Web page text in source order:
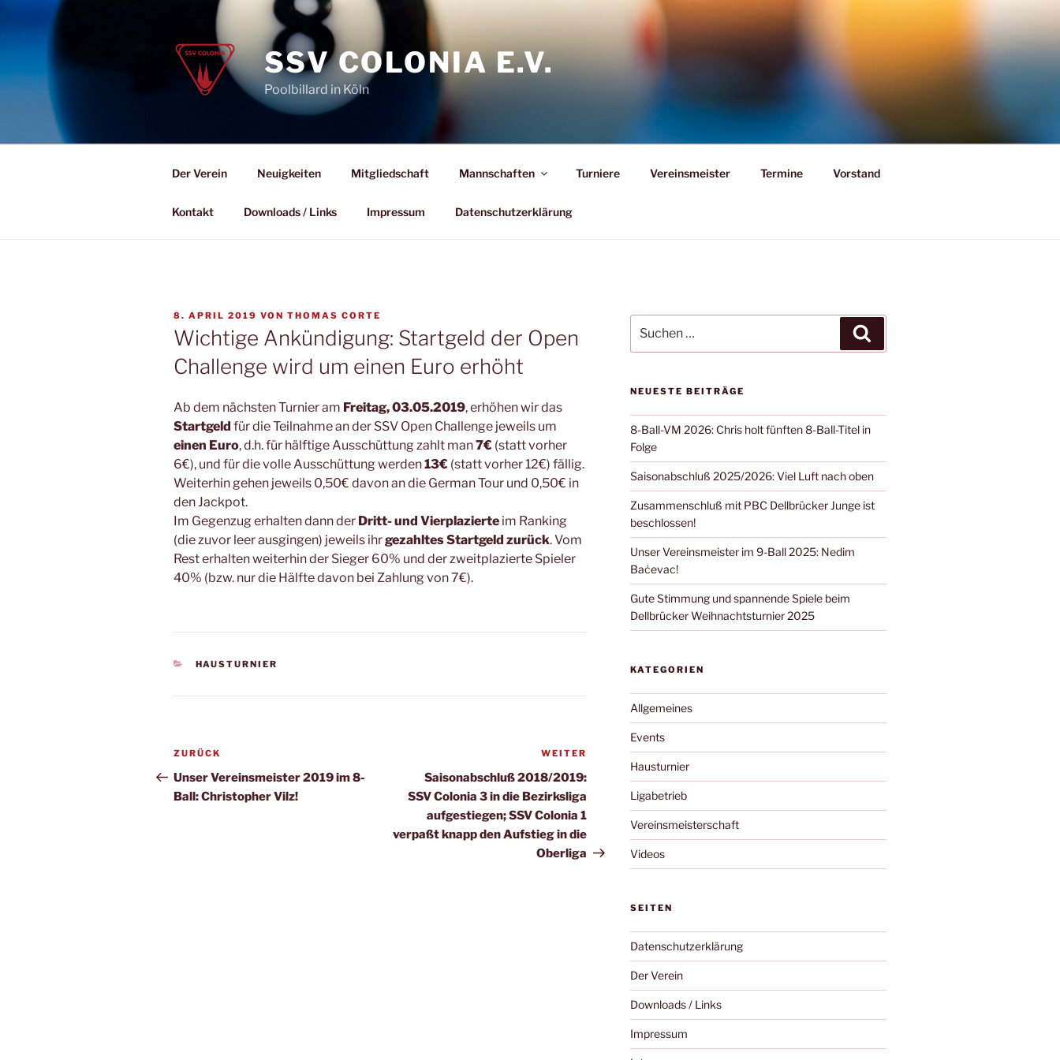
SSV COLONIA E.V.
Poolbillard in Köln
Der Verein Neuigkeiten Mitgliedschaft Mannschaften Turniere Vereinsmeister Termine Vorstand
Kontakt Downloads / Links Impressum Datenschutzerklärung
VERÖFFENTLICHT
AM
8. APRIL 2019 VON THOMAS CORTE
Wichtige Ankündigung: Startgeld der Open
Challenge wird um einen Euro erhöht
Ab dem nächsten Turnier am Freitag, 03.05.2019, erhöhen wir das
Startgeld für die Teilnahme an der SSV Open Challenge jeweils um
einen Euro, d.h. für hälftige Ausschüttung zahlt man7€ (statt vorher
6€), und für die volle Ausschüttung werden13€ (statt vorher 12€) fällig.
Weiterhin gehen jeweils 0,50€ davon an die German Tour und 0,50€ in
den Jackpot.
Im Gegenzug erhalten dann der Dritt- und Vierplazierte im Ranking
(die zuvor leer ausgingen) jeweils ihrgezahltes Startgeld zurück. Vom
Rest erhalten weiterhin der Sieger 60% und der zweitplazierte Spieler
40% (bzw. nur die Hälfte davon bei Zahlung von 7€).
KATEGORIEN
HAUSTURNIER
Beitragsnavigation
Vorheriger
Beitrag
ZURÜCK
Unser Vereinsmeister 2019 im 8-
Ball: Christopher Vilz!
Nächster
Beitrag
WEITER
Saisonabschluß 2018/2019:
SSV Colonia 3 in die Bezirksliga
aufgestiegen; SSV Colonia 1
verpaßt knapp den Aufstieg in die
Oberliga
nach:
NEUESTE BEITRÄGE
8-Ball-VM 2026: Chris holt fünften 8-Ball-Titel in
Folge
Saisonabschluß 2025/2026: Viel Luft nach oben
Zusammenschluß mit PBC Dellbrücker Junge ist
beschlossen!
Unser Vereinsmeister im 9-Ball 2025: Nedim
Baċevac!
Gute Stimmung und spannende Spiele beim
Dellbrücker Weihnachtsturnier 2025
KATEGORIEN
Allgemeines
Events
Hausturnier
Ligabetrieb
Vereinsmeisterschaft
Videos
SEITEN
Datenschutzerklärung
Der Verein
Downloads / Links
Impressum